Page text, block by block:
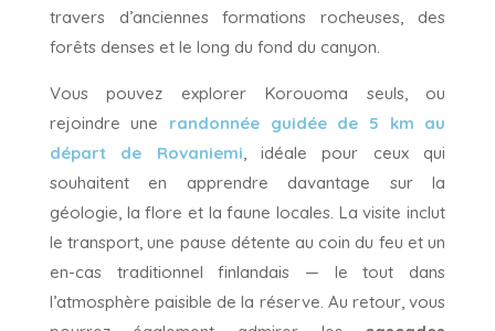
travers d’anciennes formations rocheuses, des
forêts denses et le long du fond du canyon.
Vous pouvez explorer Korouoma seuls, ou
rejoindre une randonnée guidée de 5 km au
départ de Rovaniemi, idéale pour ceux qui
souhaitent en apprendre davantage sur la
géologie, la flore et la faune locales. La visite inclut
le transport, une pause détente au coin du feu et un
en-cas traditionnel finlandais — le tout dans
l’atmosphère paisible de la réserve. Au retour, vous